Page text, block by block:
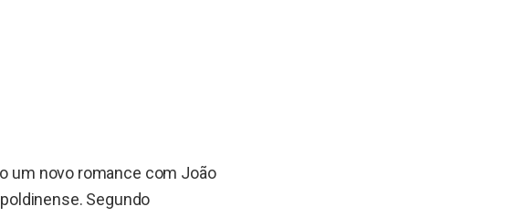
um novo romance com João
Segundo